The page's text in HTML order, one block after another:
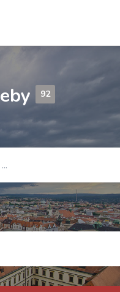
92